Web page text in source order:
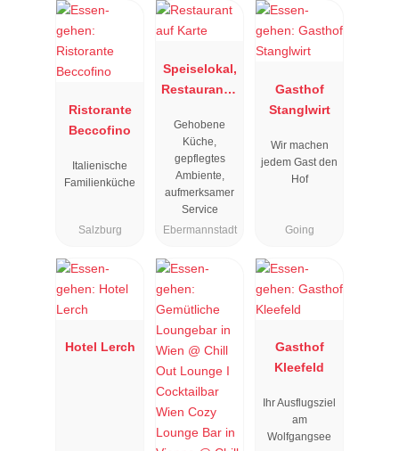
Ristorante
Beccofino
Italienische
Familienküche
Salzburg
Speiselokal,
Restaurant "
"
Gehobene
Küche,
gepflegtes
Ambiente,
aufmerksamer
Service
Ebermannstadt
Gasthof
Stanglwirt
Wir machen
jedem Gast den
Hof
Going
Hotel Lerch
Gasthof
Kleefeld
Ihr Ausflugsziel
am
Wolfgangsee